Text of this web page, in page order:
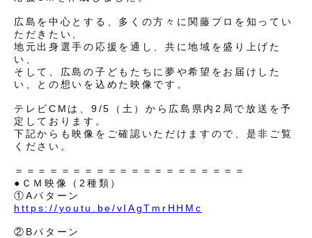
広島を中心とする、多くの方々に関藤プロを知ってい
ただきたい、
地元出身選手の応援を通し、共に地域を盛り上げた
い、
そして、広島の子どもたちに夢や希望をお届けした
い、との想いを込めた映像です。
テレビCMは、9/5（土）から広島県内2局で放送を予
定しております。
下記からも映像をご確認いただけますので、是非ご覧
ください。
＝＝＝＝＝＝＝＝＝＝＝＝＝＝＝＝＝＝＝＝
●ＣＭ映像（2種類）
①Aパターン
https://youtu.be/vIAgTmrHHMc
②Bパターン